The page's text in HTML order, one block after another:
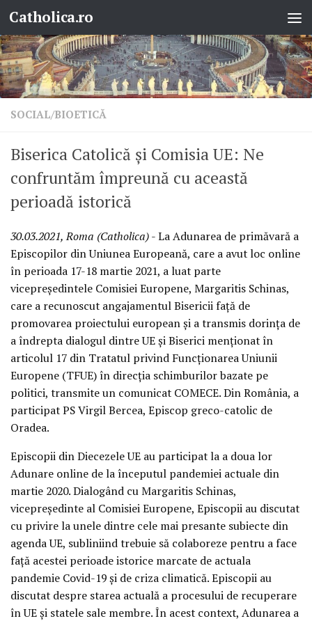
Skip to content
Catholica.ro
SOCIAL/BIOETICĂ
Biserica Catolică și Comisia UE: Ne
confruntăm împreună cu această
perioadă istorică
30.03.2021, Roma (Catholica)- La Adunarea de primăvară a
Episcopilor din Uniunea Europeană, care a avut loc online
în perioada 17-18 martie 2021, a luat parte
vicepreședintele Comisiei Europene, Margaritis Schinas,
care a recunoscut angajamentul Bisericii față de
promovarea proiectului european și a transmis dorința de
a îndrepta dialogul dintre UE și Biserici menționat în
articolul 17 din Tratatul privind Funcționarea Uniunii
Europene (TFUE) în direcția schimburilor bazate pe
politici, transmite un comunicat COMECE. Din România, a
participat PS Virgil Bercea, Episcop greco-catolic de
Oradea.
Episcopii din Diecezele UE au participat la a doua lor
Adunare online de la începutul pandemiei actuale din
martie 2020. Dialogând cu Margaritis Schinas,
vicepreședinte al Comisiei Europene, Episcopii au discutat
cu privire la unele dintre cele mai presante subiecte din
agenda UE, subliniind trebuie să colaboreze pentru a face
față acestei perioade istorice marcate de actuala
pandemie Covid-19 și de criza climatică. Episcopii au
discutat despre starea actuală a procesului de recuperare
în UE și statele sale membre. În acest context, Adunarea a